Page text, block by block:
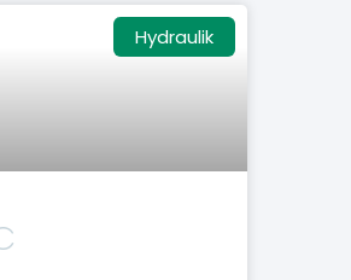
Hydraulik